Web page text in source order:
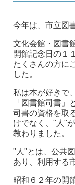
今年は、市立図
文化会館・図書
開館記念日の１
たくさんの方に
した。
私は本が好きで
「図書館司書」
司書の資格を取
けでなく、"人"
教わりました。
"人"とは、公共
あり、利用する
昭和６２年の開